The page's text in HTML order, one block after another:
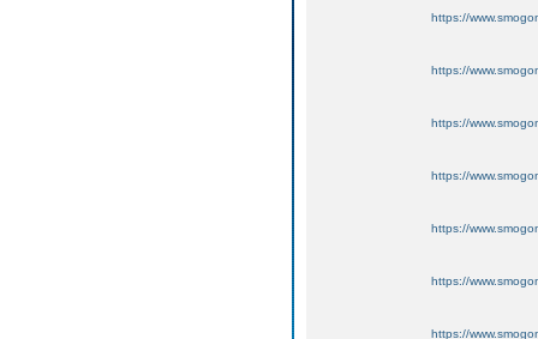
https://
https://
https://
https://
https://
https://
https://